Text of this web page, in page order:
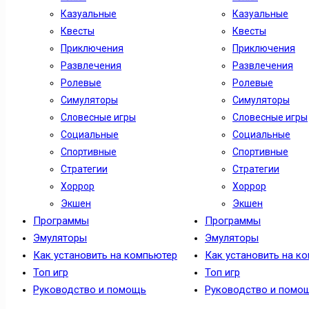
Казуальные
Квесты
Приключения
Развлечения
Ролевые
Симуляторы
Словесные игры
Социальные
Спортивные
Стратегии
Хоррор
Экшен
Программы
Эмуляторы
Как установить на компьютер
Топ игр
Руководство и помощь
Казуальные
Квесты
Приключения
Развлечения
Ролевые
Симуляторы
Словесные игры
Социальные
Спортивные
Стратегии
Хоррор
Экшен
Программы
Эмуляторы
Как установить на
Топ игр
Руководство и